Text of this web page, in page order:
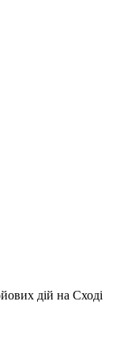
дій на Сході